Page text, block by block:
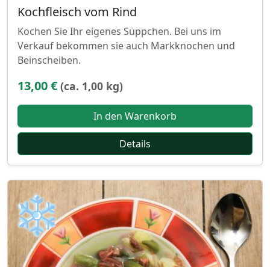
Kochfleisch vom Rind
Kochen Sie Ihr eigenes Süppchen. Bei uns im
Verkauf bekommen sie auch Markknochen und
Beinscheiben.
13,00 € (ca. 1,00 kg)
In den Warenkorb
Details
❄